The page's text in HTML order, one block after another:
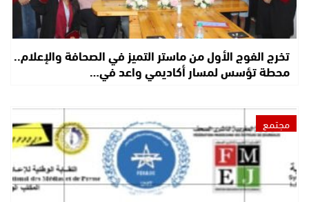
تخرج الفوج الأول من ماستر التميز في الصحافة والإعلام..
محطة تؤسس لمسار أكاديمي واعد في…
مجتمع